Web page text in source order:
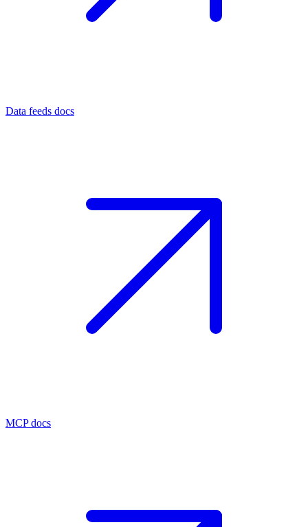
Data feeds docs
MCP docs